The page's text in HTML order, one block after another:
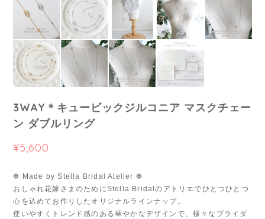
3WAY＊キュービックジルコニア マスクチェー
ン ダブルリング
¥5,600
❁ Made by Stella Bridal Atelier ❁
おしゃれ花嫁さまのためにStella Bridalのアトリエでひとつひとつ
心を込めてお作りしたオリジナルラインナップ。
使いやすくトレンド感のある華やかなデザインで、様々なブライダ